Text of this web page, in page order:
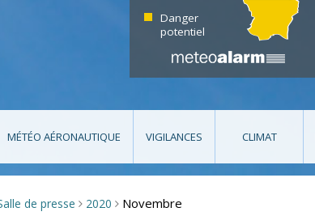
Danger
potentiel
MÉTÉO AÉRONAUTIQUE VIGILANCES CLIMAT
de presse > 2020 > Novembre